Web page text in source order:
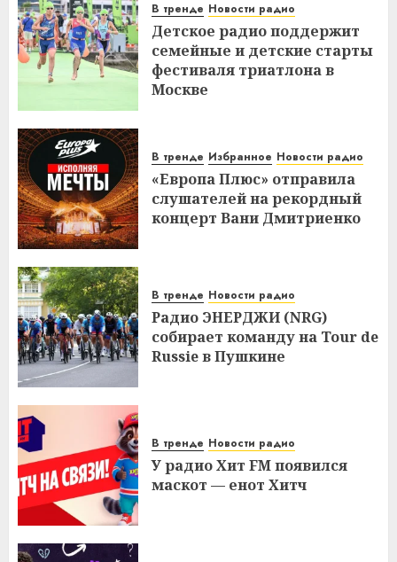
В тренде Новости радио
Детское радио поддержит
семейные и детские старты
фестиваля триатлона в
Москве
В тренде Избранное Новости радио
«Европа Плюс» отправила
слушателей на рекордный
концерт Вани Дмитриенко
В тренде Новости радио
Радио ЭНЕРДЖИ (NRG)
собирает команду на Tour de
Russie в Пушкине
В тренде Новости радио
У радио Хит FM появился
маскот — енот Хитч